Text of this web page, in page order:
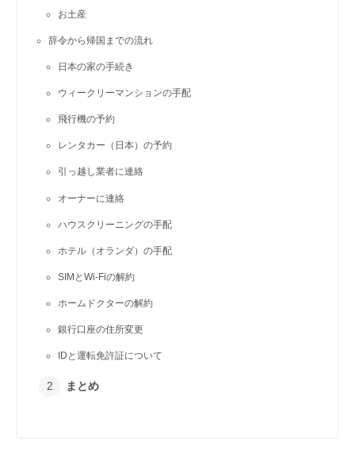
お土産
辞令から帰国までの流れ
日本の家の手続き
ウィークリーマンションの手配
飛行機の予約
レンタカー（日本）の予約
引っ越し業者に連絡
オーナーに連絡
ハウスクリーニングの手配
ホテル（オランダ）の手配
SIMとWi-Fiの解約
ホームドクターの解約
銀行口座の住所変更
IDと運転免許証について
まとめ